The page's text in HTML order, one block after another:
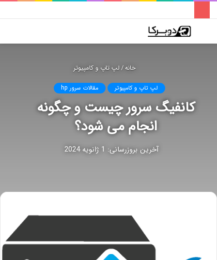
پوسته
فهرست
خانه/لپ تاپ و کامپیوتر
لپ تاپ و کامپیوتر مقالات سرور hp
کانفیگ سرور چیست و چگونه
انجام می شود؟
آخرین بروزرسانی: 1 ژانویه 2024